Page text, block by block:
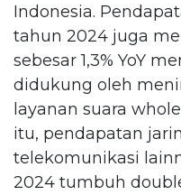
Indonesia.
tahun 2024 juga
sebesar 1,3% YoY
didukung oleh
layanan suara
itu, pendapatan
telekomunikasi
2024 tumbuh